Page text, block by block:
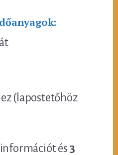
(lapostetőhöz
és 3